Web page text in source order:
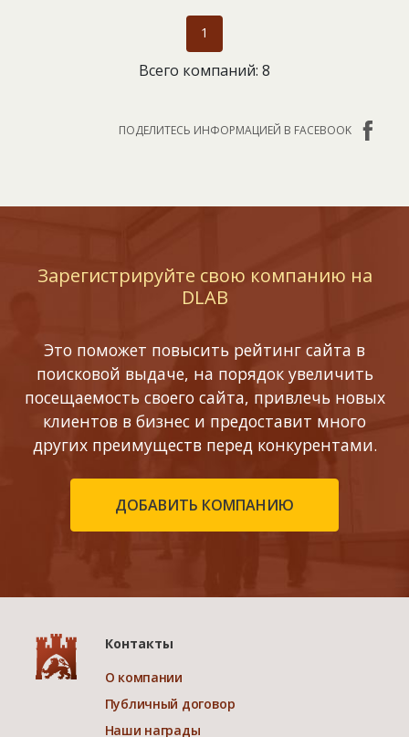
1
Всего компаний: 8
ПОДЕЛИТЕСЬ ИНФОРМАЦИЕЙ В FACEBOOK
Зарегистрируйте свою компанию на
DLAB
Это поможет повысить рейтинг сайта в
поисковой выдаче, на порядок увеличить
посещаемость своего сайта, привлечь новых
клиентов в бизнес и предоставит много
других преимуществ перед конкурентами.
ДОБАВИТЬ КОМПАНИЮ
Контакты
О компании
Публичный договор
Наши награды